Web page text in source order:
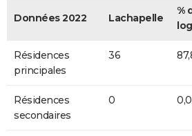
Données 2022 Lachapelle
%
Résidences
principales
36
Résidences
secondaires
0